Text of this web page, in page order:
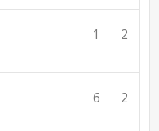
2
1
2
6